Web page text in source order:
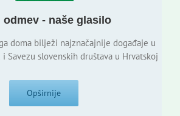
odmev - naše glasilo
doma bilježi najznačajnije događaje u
Savezu slovenskih društava u Hrvatskoj
Opširnije